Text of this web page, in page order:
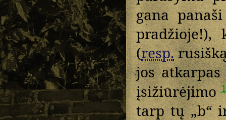
gana
pradžioje!),
(resp.
jos
įsižiūrėjimo
tarp tų „b“